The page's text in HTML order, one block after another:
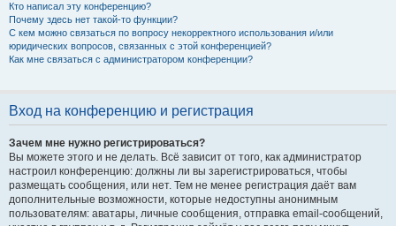
Кто написал эту конференцию?
Почему здесь нет такой-то функции?
С кем можно связаться по вопросу некорректного использования и/или
юридических вопросов, связанных с этой конференцией?
Как мне связаться с администратором конференции?
Вход на конференцию и регистрация
Зачем мне нужно регистрироваться?
Вы можете этого и не делать. Всё зависит от того, как администратор
настроил конференцию: должны ли вы зарегистрироваться, чтобы
размещать сообщения, или нет. Тем не менее регистрация даёт вам
дополнительные возможности, которые недоступны анонимным
пользователям: аватары, личные сообщения, отправка email-сообщений,